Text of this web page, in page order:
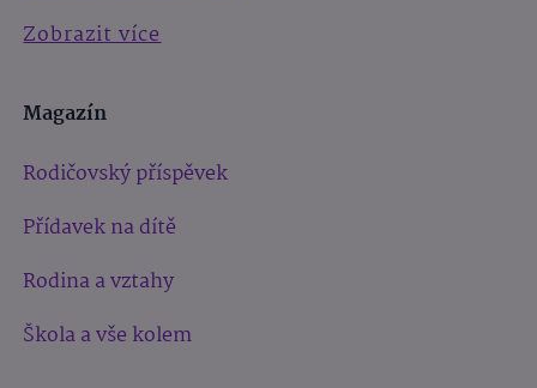
Zobrazit více
Magazín
Rodičovský příspěvek
Přídavek na dítě
Rodina a vztahy
Škola a vše kolem